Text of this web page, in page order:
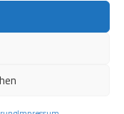
Hueman-Theme